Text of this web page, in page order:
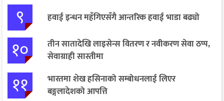
९ हवाई इन्धन महँगिएसँगै आन्तरिक हवाई भाडा बढ्यो
१०
तीन सातादेखि लाइसेन्स वितरण र नवीकरण सेवा ठप्प,
सेवाग्राही सास्तीमा
११
भारतमा शेख हसिनाको सम्बोधनलाई लिएर
बङ्गलादेशको आपत्ति